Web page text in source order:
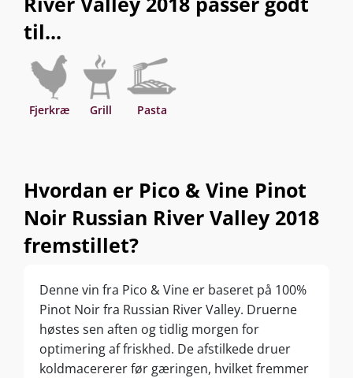
til...
Fjerkræ Grill Pasta
Hvordan er Pico & Vine Pinot
Noir Russian River Valley 2018
fremstillet?
Denne vin fra Pico & Vine er baseret på 100%
Pinot Noir fra Russian River Valley. Druerne
høstes sen aften og tidlig morgen for
optimering af friskhed. De afstilkede druer
koldmacererer før gæringen, hvilket fremmer